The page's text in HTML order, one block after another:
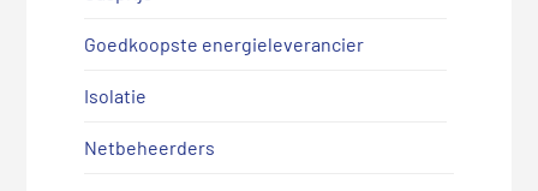
Goedkoopste energieleverancier
Isolatie
Netbeheerders